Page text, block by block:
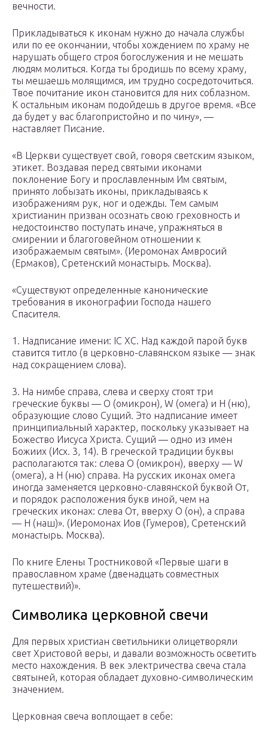
вечности.
Прикладываться к иконам нужно до начала службы
или по ее окончании, чтобы хождением по храму не
нарушать общего строя богослужения и не мешать
людям молиться. Когда ты бродишь по всему храму,
ты мешаешь молящимся, им трудно сосредоточиться.
Твое почитание икон становится для них соблазном.
К остальным иконам подойдешь в другое время. «Все
да будет у вас благопристойно и по чину», —
наставляет Писание.
«В Церкви существует свой, говоря светским языком,
этикет. Воздавая перед святыми иконами
поклонение Богу и прославленным Им святым,
принято лобызать иконы, прикладываясь к
изображениям рук, ног и одежды. Тем самым
христианин призван осознать свою греховность и
недостоинство поступать иначе, упражняться в
смирении и благоговейном отношении к
изображаемым святым». (Иеромонах Амвросий
(Ермаков), Сретенский монастырь. Москва).
«Существуют определенные канонические
требования в иконографии Господа нашего
Спасителя.
1. Надписание имени: IC XC. Над каждой парой букв
ставится титло (в церковно-славянском языке — знак
над сокращением слова).
3. На нимбе справа, слева и сверху стоят три
греческие буквы — O (омикрон), W (омега) и Н (ню),
образующие слово Сущий. Это надписание имеет
принципиальный характер, поскольку указывает на
Божество Иисуса Христа. Сущий — одно из имен
Божиих (Исх. 3, 14). В греческой традиции буквы
располагаются так: слева O (омикрон), вверху — W
(омега), а Н (ню) справа. На русских иконах омега
иногда заменяется церковно-славянской буквой Oт,
и порядок расположения букв иной, чем на
греческих иконах: слева Oт, вверху О (он), а справа
— Н (наш)». (Иеромонах Иов (Гумеров), Сретенский
монастырь. Москва).
По книге Елены Тростниковой «Первые шаги в
православном храме (двенадцать совместных
путешествий)».
Символика церковной свечи
Для первых христиан светильники олицетворяли
свет Христовой веры, и давали возможность осветить
место нахождения. В век электричества свеча стала
святыней, которая обладает духовно-символическим
значением.
Церковная свеча воплощает в себе: